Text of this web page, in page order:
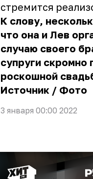
стремится
К слову,
что она и Лев
случаю своего
супруги скромно
роскошной
Источник / Фото
3 января 00:00 2022